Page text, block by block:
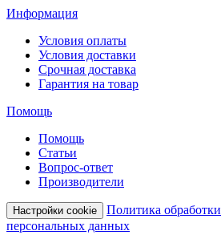
Информация
Условия оплаты
Условия доставки
Срочная доставка
Гарантия на товар
Помощь
Помощь
Статьи
Вопрос-ответ
Производители
Настройки cookie
Политика обработки
персональных данных